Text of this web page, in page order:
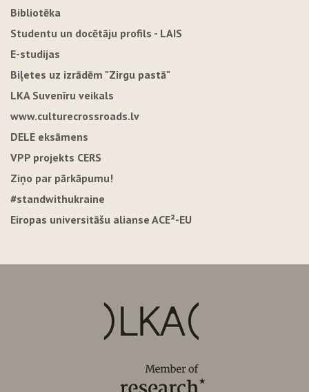
Bibliotēka
Studentu un docētāju profils - LAIS
E-studijas
Biļetes uz izrādēm "Zirgu pastā"
LKA Suvenīru veikals
www.culturecrossroads.lv
DELE eksāmens
VPP projekts CERS
Ziņo par pārkāpumu!
#standwithukraine
Eiropas universitāšu alianse ACE²-EU